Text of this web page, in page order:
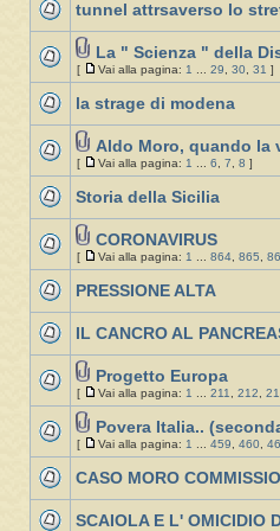
tunnel attrsaverso lo
La " Scienza " della
[ Vai alla pagina: 1 ... 29, 30, 31 ]
la strage di modena
Aldo Moro, quando la
[ Vai alla pagina: 1 ... 6, 7, 8 ]
Storia della Sicilia
CORONAVIRUS
[ Vai alla pagina: 1 ... 864, 865,
PRESSIONE ALTA
IL CANCRO AL
Progetto Europa
[ Vai alla pagina: 1 ... 211, 212,
Povera Italia..
[ Vai alla pagina: 1 ... 459, 460,
CASO MORO
SCAIOLA E L' OMICIDIO